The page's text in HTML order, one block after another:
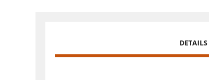
DETAILS